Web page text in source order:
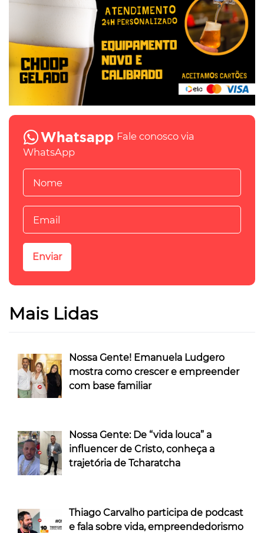
Fale conosco via
WhatsApp
Mais Lidas
Nossa Gente! Emanuela Ludgero
mostra como crescer e empreender
com base familiar
Nossa Gente: De “vida louca” a
influencer de Cristo, conheça a
trajetória de Tcharatcha
Thiago Carvalho participa de podcast
e fala sobre vida, empreendedorismo